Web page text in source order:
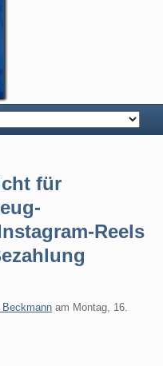
für
Reels
Beckmann am Montag, 16.